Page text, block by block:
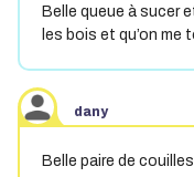
Belle queue à sucer
les bois et qu’on
dany
Belle paire de